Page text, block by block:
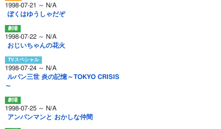
1998-07-21 ～ N/A
ぼくはゆうしゃだぞ
1998-07-22 ～ N/A
おじいちゃんの花火
1998-07-24 ～ N/A
ルパン三世 炎の記憶～TOKYO CRISIS
～
1998-07-25 ～ N/A
アンパンマンと おかしな仲間